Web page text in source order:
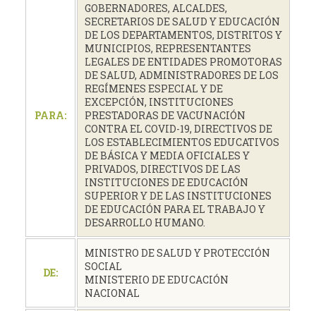
PARA:
GOBERNADORES, ALCALDES,
SECRETARIOS DE SALUD Y EDUCACIÓN
DE LOS DEPARTAMENTOS, DISTRITOS Y
MUNICIPIOS, REPRESENTANTES
LEGALES DE ENTIDADES PROMOTORAS
DE SALUD, ADMINISTRADORES DE LOS
REGÍMENES ESPECIAL Y DE
EXCEPCIÓN, INSTITUCIONES
PRESTADORAS DE VACUNACIÓN
CONTRA EL COVID-19, DIRECTIVOS DE
LOS ESTABLECIMIENTOS EDUCATIVOS
DE BÁSICA Y MEDIA OFICIALES Y
PRIVADOS, DIRECTIVOS DE LAS
INSTITUCIONES DE EDUCACIÓN
SUPERIOR Y DE LAS INSTITUCIONES
DE EDUCACIÓN PARA EL TRABAJO Y
DESARROLLO HUMANO.
DE:
MINISTRO DE SALUD Y PROTECCIÓN
SOCIAL
MINISTERIO DE EDUCACIÓN
NACIONAL